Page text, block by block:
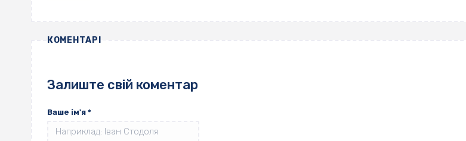
КОМЕНТАРІ
Залиште свій коментар
Ваше ім'я *